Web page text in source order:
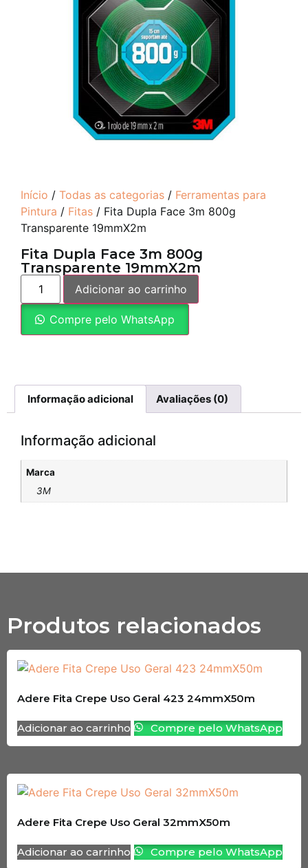
Início / Todas as categorias / Ferramentas para
Pintura / Fitas / Fita Dupla Face 3m 800g
Transparente 19mmX2m
Fita Dupla Face 3m 800g
Transparente 19mmX2m
Adicionar ao carrinho
Compre pelo WhatsApp
Informação adicional Avaliações (0)
Informação adicional
Marca
3M
Produtos relacionados
Adere Fita Crepe Uso Geral 423 24mmX50m
Adicionar ao carrinho Compre pelo WhatsApp
Adere Fita Crepe Uso Geral 32mmX50m
Adicionar ao carrinho Compre pelo WhatsApp